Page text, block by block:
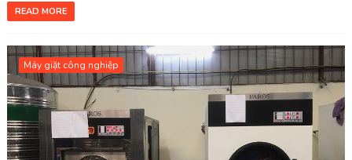
READ MORE
Máy giặt công nghiệp